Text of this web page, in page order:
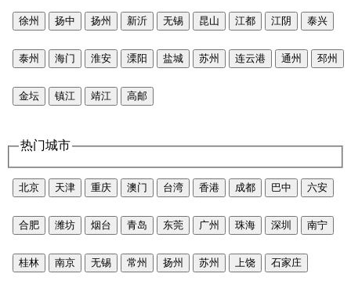
徐州 扬中 扬州 新沂 无锡 昆山 江都 江阴 泰兴
泰州 海门 淮安 溧阳 盐城 苏州 连云港 通州 邳州
金坛 镇江 靖江 高邮
热门城市
北京 天津 重庆 澳门 台湾 香港 成都 巴中 六安
合肥 潍坊 烟台 青岛 东莞 广州 珠海 深圳 南宁
桂林 南京 无锡 常州 扬州 苏州 上饶 石家庄